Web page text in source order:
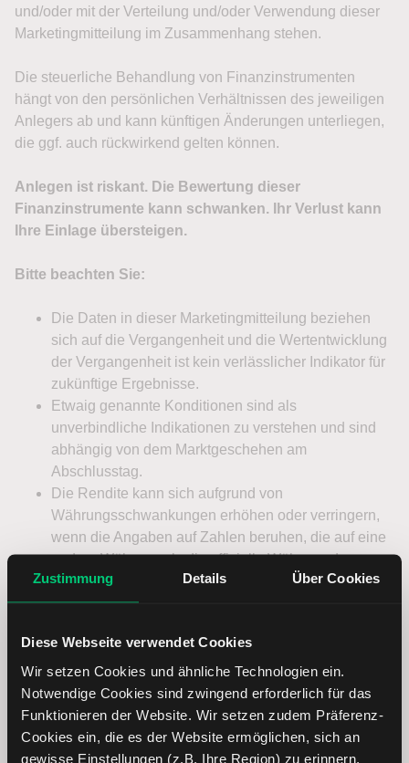
Zustimmung Details Über Cookies
Diese Webseite verwendet Cookies
Wir setzen Cookies und ähnliche Technologien ein.
Notwendige Cookies sind zwingend erforderlich für das
Funktionieren der Website. Wir setzen zudem Präferenz-
Cookies ein, die es der Website ermöglichen, sich an
gewisse Einstellungen (z.B. Ihre Region) zu erinnern.